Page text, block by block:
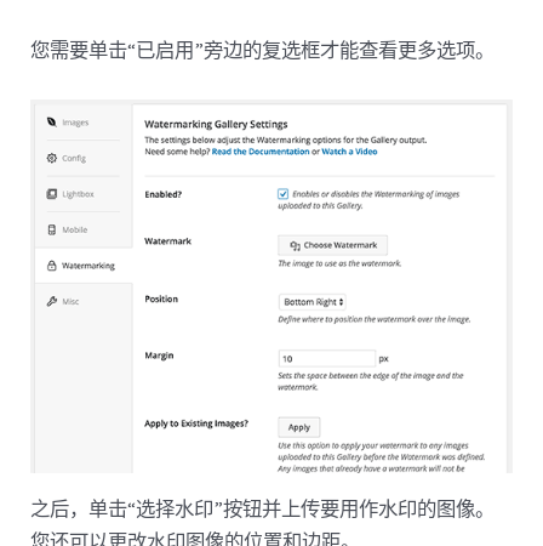
您需要单击“已启用”旁边的复选框才能查看更多选项。
之后，单击“选择水印”按钮并上传要用作水印的图像。